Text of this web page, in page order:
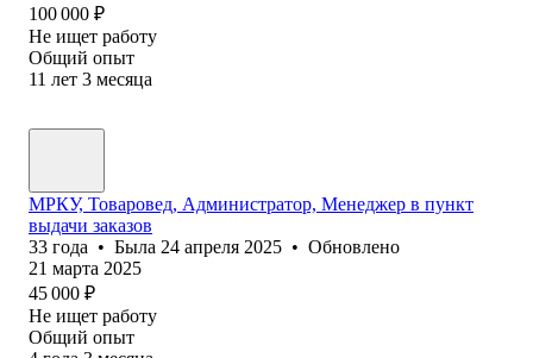
100 000 ₽
Не ищет работу
Общий опыт
11 лет 3 месяца
МРКУ, Товаровед, Администратор, Менеджер в пункт
выдачи заказов
33 года • Была 24 апреля 2025 • Обновлено
21 марта 2025
45 000 ₽
Не ищет работу
Общий опыт